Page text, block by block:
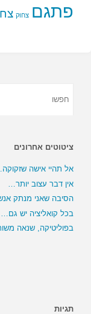
פתגם צחוק
ציטוטים אחרונים
אל תהיי אישה
אין דבר עצוב יותר…
הסיבה שאני מנתק
בכל קואליציה יש גם…
בפוליטיקה, שנאה
תגיות